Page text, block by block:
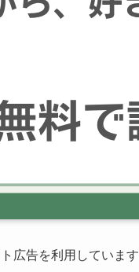
広告を利用しています